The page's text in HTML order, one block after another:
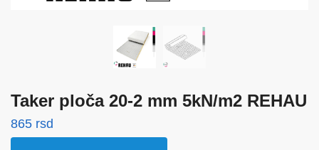
Taker ploča 20-2 mm 5kN/m2 REHAU
865 rsd